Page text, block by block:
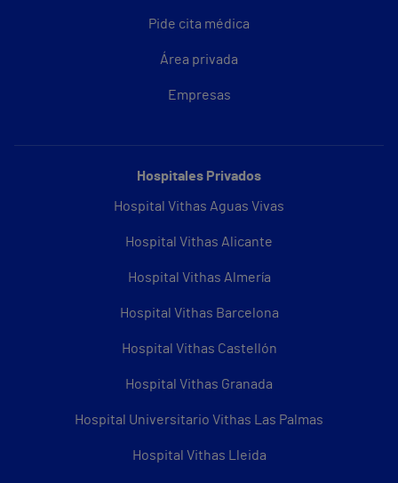
Pide cita médica
Área privada
Empresas
Hospitales Privados
Hospital Vithas Aguas Vivas
Hospital Vithas Alicante
Hospital Vithas Almería
Hospital Vithas Barcelona
Hospital Vithas Castellón
Hospital Vithas Granada
Hospital Universitario Vithas Las Palmas
Hospital Vithas Lleida